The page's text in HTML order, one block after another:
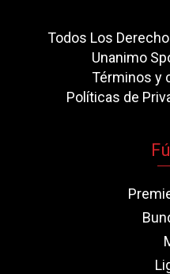
Todos Los
Unanimo
Términos y
Políticas de